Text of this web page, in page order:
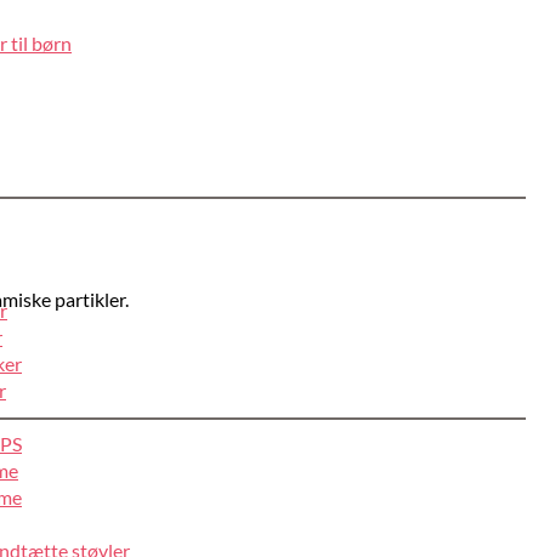
til børn
støvler
partikler.